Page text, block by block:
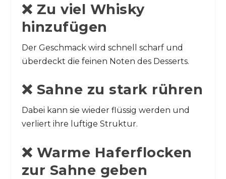
❌ Zu viel Whisky
hinzufügen
Der Geschmack wird schnell scharf und
überdeckt die feinen Noten des Desserts.
❌ Sahne zu stark rühren
Dabei kann sie wieder flüssig werden und
verliert ihre luftige Struktur.
❌ Warme Haferflocken
zur Sahne geben